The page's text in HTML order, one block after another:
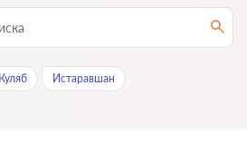
Куляб Истаравшан